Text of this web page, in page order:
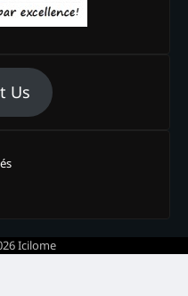
Us
Icilome